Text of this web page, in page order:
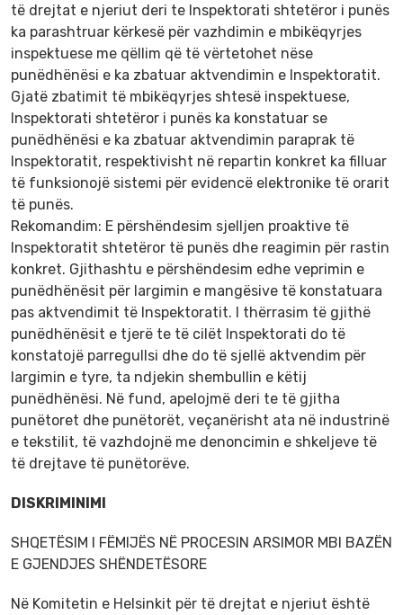
të drejtat e njeriut deri te Inspektorati shtetëror i punës
ka parashtruar kërkesë për vazhdimin e mbikëqyrjes
inspektuese me qëllim që të vërtetohet nëse
punëdhënësi e ka zbatuar aktvendimin e Inspektoratit.
Gjatë zbatimit të mbikëqyrjes shtesë inspektuese,
Inspektorati shtetëror i punës ka konstatuar se
punëdhënësi e ka zbatuar aktvendimin paraprak të
Inspektoratit, respektivisht në repartin konkret ka filluar
të funksionojë sistemi për evidencë elektronike të orarit
të punës.
Rekomandim: E përshëndesim sjelljen proaktive të
Inspektoratit shtetëror të punës dhe reagimin për rastin
konkret. Gjithashtu e përshëndesim edhe veprimin e
punëdhënësit për largimin e mangësive të konstatuara
pas aktvendimit të Inspektoratit. I thërrasim të gjithë
punëdhënësit e tjerë te të cilët Inspektorati do të
konstatojë parregullsi dhe do të sjellë aktvendim për
largimin e tyre, ta ndjekin shembullin e këtij
punëdhënësi. Në fund, apelojmë deri te të gjitha
punëtoret dhe punëtorët, veçanërisht ata në industrinë
e tekstilit, të vazhdojnë me denoncimin e shkeljeve të
të drejtave të punëtorëve.
DISKRIMINIMI
SHQETËSIM I FËMIJËS NË PROCESIN ARSIMOR MBI BAZËN
E GJENDJES SHËNDETËSORE
Në Komitetin e Helsinkit për të drejtat e njeriut është